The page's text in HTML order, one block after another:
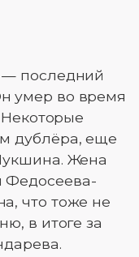
— последний
умер во время
Некоторые
дублёра, еще
Жена
Федосеева-
что тоже не
в итоге за